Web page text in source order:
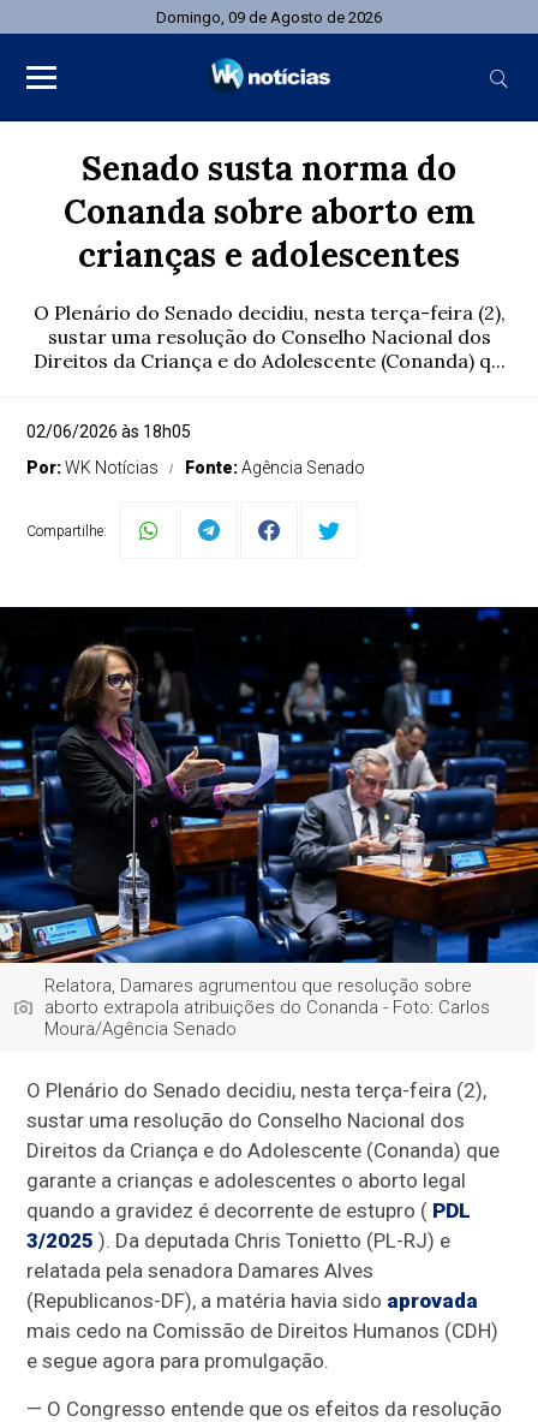
Domingo, 09 de Agosto de 2026
Senado susta norma do
Conanda sobre aborto em
crianças e adolescentes
O Plenário do Senado decidiu, nesta terça-feira (2),
sustar uma resolução do Conselho Nacional dos
Direitos da Criança e do Adolescente (Conanda) q...
02/06/2026 às 18h05
Por:WK Notícias Fonte:Agência Senado
Compartilhe:
Relatora, Damares agrumentou que resolução sobre
aborto extrapola atribuições do Conanda - Foto: Carlos
Moura/Agência Senado
O Plenário do Senado decidiu, nesta terça-feira (2),
sustar uma resolução do Conselho Nacional dos
Direitos da Criança e do Adolescente (Conanda) que
garante a crianças e adolescentes o aborto legal
quando a gravidez é decorrente de estupro ( PDL
3/2025 ). Da deputada Chris Tonietto (PL-RJ) e
relatada pela senadora Damares Alves
(Republicanos-DF), a matéria havia sido aprovada
mais cedo na Comissão de Direitos Humanos (CDH)
e segue agora para promulgação.
— O Congresso entende que os efeitos da resolução